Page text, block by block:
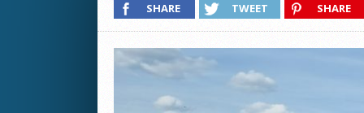
SHARE TWEET SHARE